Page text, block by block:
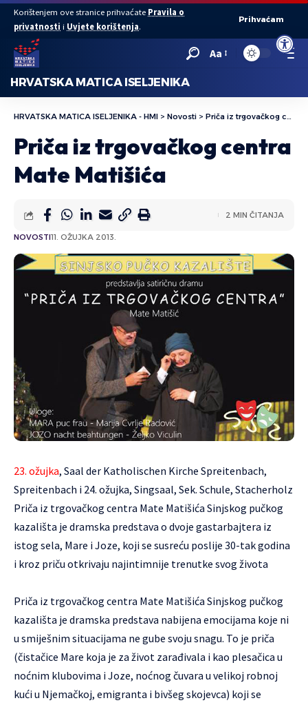
Open
Korištenjem ove stranice prihvaćate Pravila o
privatnosti i Uvjete korištenja.
Prihvaćam
Aa
HRVATSKA MATICA ISELJENIKA
HRVATSKA MATICA ISELJENIKA - HMI > Novosti > Priča iz trgovačkog centra Mate Matišića
Priča iz trgovačkog centra
Mate Matišića
NOVOSTI11. OŽUJKA 2013.
2 MIN ČITANJA
23. ožujka, Saal der Katholischen Kirche Spreitenbach,
Spreitenbach i 24. ožujka, Singsaal, Sek. Schule, Stacherholz
Priča iz trgovačkog centra Mate Matišića Sinjskog pučkog
kazališta je dramska predstava o dvoje gastarbajtera iz
istog sela, Mare i Joze, koji se susreću poslije 30-tak godina
i kroz priču otkrivaju najintimnije trenutke svog života
Priča iz trgovačkog centra Mate Matišića Sinjskog pučkog
kazališta je dramska predstava nabijena emocijama koje ni
u smiješnim situacijama ne gube svoju snagu. To je priča
(čistačice Mare koja je za život zarađivala i kao plesačica u
noćnim klubovima i Joze, noćnog čuvara u velikoj robnoj
kući u Njemačkoj, emigranta i bivšeg skojevca) koji se